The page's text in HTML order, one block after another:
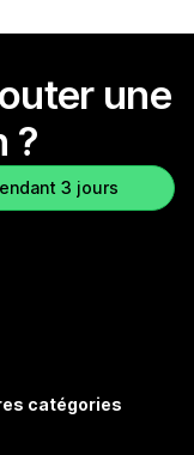
une
?
3 jours
catégories